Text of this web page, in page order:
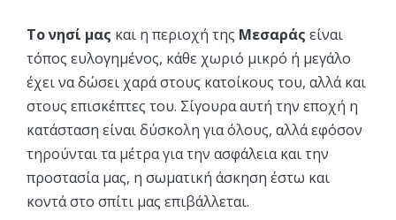
Το νησί μας και η περιοχή της Μεσαράς είναι
τόπος ευλογημένος, κάθε χωριό μικρό ή μεγάλο
έχει να δώσει χαρά στους κατοίκους του, αλλά και
στους επισκέπτες του. Σίγουρα αυτή την εποχή η
κατάσταση είναι δύσκολη για όλους, αλλά εφόσον
τηρούνται τα μέτρα για την ασφάλεια και την
προστασία μας, η σωματική άσκηση έστω και
κοντά στο σπίτι μας επιβάλλεται.